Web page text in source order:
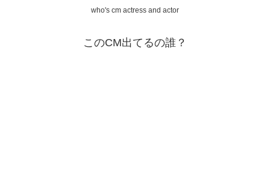
who's cm actress and actor
このCM出てるの誰？